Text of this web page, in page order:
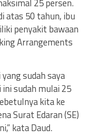
25 persen.
atas 50 tahun, ibu
penyakit bawaan
Arrangements
sudah saya
sudah mulai 25
kita ke
Surat Edaran (SE)
kata Daud.